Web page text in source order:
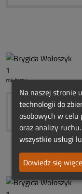
1
rok temu
555
Na naszej stronie
technologii do
osobowych w
oraz analizy
wszystkie usługi
Dowiedz się